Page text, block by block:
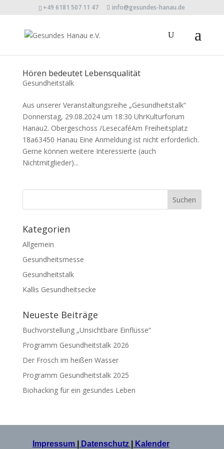
+49 6181 507 11 47 info@gesundes-hanau.de
Hören bedeutet Lebensqualität
Gesundheitstalk
Aus unserer Veranstaltungsreihe „Gesundheitstalk“
Donnerstag, 29.08.2024 um 18:30 UhrKulturforum
Hanau2. Obergeschoss /LesecaféAm Freiheitsplatz
18a63450 Hanau Eine Anmeldung ist nicht erforderlich.
Gerne können weitere Interessierte (auch
Nichtmitglieder)...
Kategorien
Allgemein
Gesundheitsmesse
Gesundheitstalk
Kallis Gesundheitsecke
Neueste Beiträge
Buchvorstellung „Unsichtbare Einflüsse“
Programm Gesundheitstalk 2026
Der Frosch im heißen Wasser
Programm Gesundheitstalk 2025
Biohacking für ein gesundes Leben
Impressum Datenschutz| Kalender